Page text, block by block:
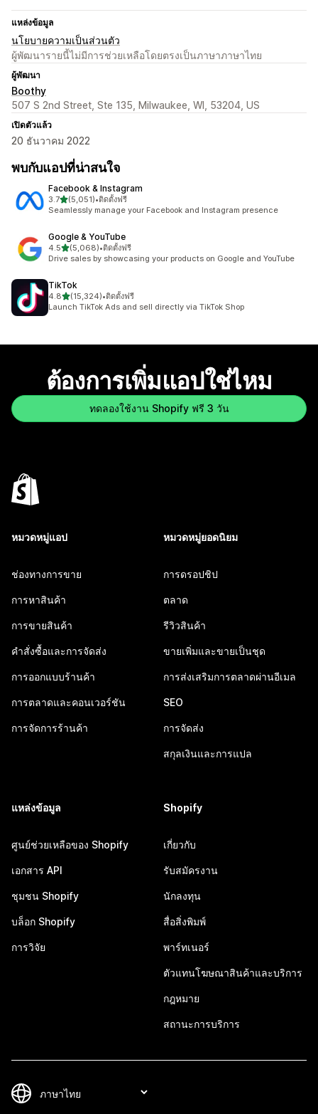
แหล่งข้อมูล
นโยบายความเป็นส่วนตัว
ผู้พัฒนารายนี้ไม่มีการช่วยเหลือโดยตรงเป็นภาษาภาษาไทย
ผู้พัฒนา
Boothy
507 S 2nd Street, Ste 135, Milwaukee, WI, 53204, US
เปิดตัวแล้ว
20 ธันวาคม 2022
พบกับแอปที่น่าสนใจ
Facebook & Instagram
3.7เต็ม 5 ดาว
(5,051)
ทั้งหมด 5051 รีวิว
•ติดตั้งฟรี
Seamlessly manage your Facebook and Instagram presence
Google & YouTube
4.5เต็ม 5 ดาว
(5,068)
ทั้งหมด 5068 รีวิว
•ติดตั้งฟรี
Drive sales by showcasing your products on Google and YouTube
TikTok
4.8เต็ม 5 ดาว
(15,324)
ทั้งหมด 15324 รีวิว
•ติดตั้งฟรี
Launch TikTok Ads and sell directly via TikTok Shop
ต้องการเพิ่มแอปใช่ไหม
ทดลองใช้งาน Shopify ฟรี 3 วัน
หมวดหมู่แอป
ช่องทางการขาย
การหาสินค้า
การขายสินค้า
คำสั่งซื้อและการจัดส่ง
การออกแบบร้านค้า
การตลาดและคอนเวอร์ชัน
การจัดการร้านค้า
หมวดหมู่ยอดนิยม
การดรอปชิป
ตลาด
รีวิวสินค้า
ขายเพิ่มและขายเป็นชุด
การส่งเสริมการตลาดผ่านอีเมล
SEO
การจัดส่ง
สกุลเงินและการแปล
แหล่งข้อมูล
ศูนย์ช่วยเหลือของ Shopify
เอกสาร API
ชุมชน Shopify
บล็อก Shopify
การวิจัย
Shopify
เกี่ยวกับ
รับสมัครงาน
นักลงทุน
สื่อสิ่งพิมพ์
พาร์ทเนอร์
ตัวแทนโฆษณาสินค้าและบริการ
กฎหมาย
สถานะการบริการ